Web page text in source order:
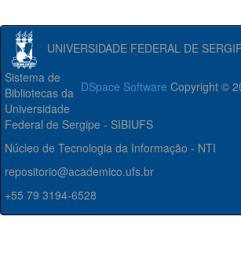
UNIVERSIDADE FEDERAL DE
DSpace Software Copyright ©
Sistema de
Bibliotecas da
Universidade
Federal de Sergipe - SIBIUFS
Núcleo de Tecnologia da Informação - NTI
repositorio@academico.ufs.br
+55 79 3194-6528